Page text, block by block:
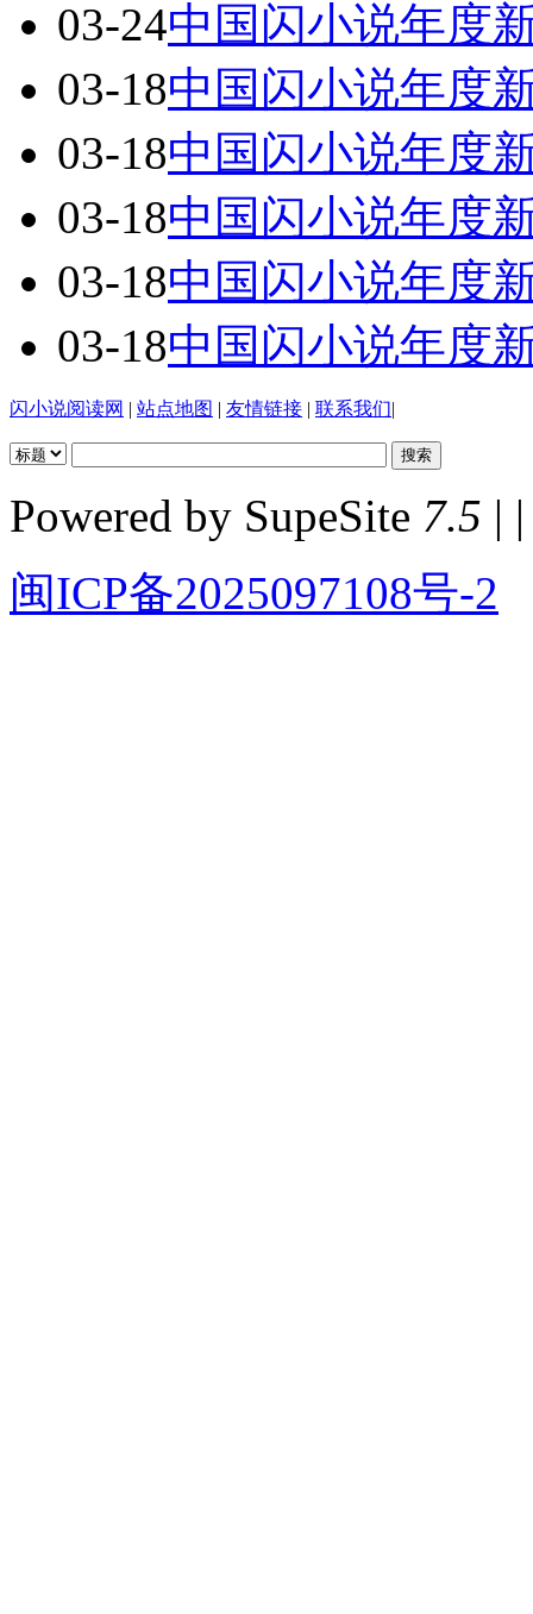
03-24中国闪小说年度
03-18中国闪小说年度
03-18中国闪小说年度
03-18中国闪小说年度
03-18中国闪小说年度
03-18中国闪小说年度
闪小说阅读网 | 站点地图 | 友情链接 | 联系我们|
Powered by SupeSite 7.5 | |
闽ICP备2025097108号-2